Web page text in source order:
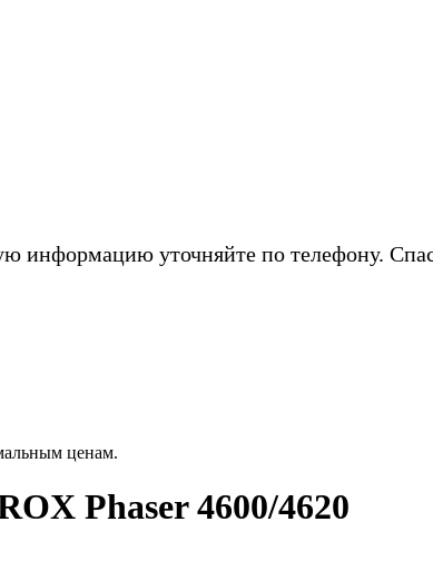
уточняйте по телефону.
ценам.
Phaser 4600/4620